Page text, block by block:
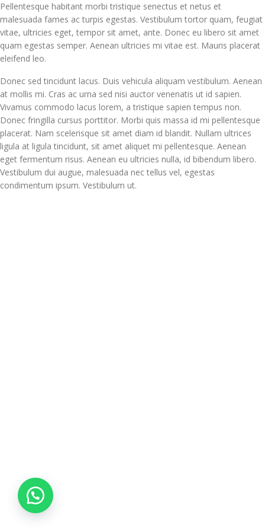
Pellentesque habitant morbi tristique senectus et netus et
malesuada fames ac turpis egestas. Vestibulum tortor quam, feugiat
vitae, ultricies eget, tempor sit amet, ante. Donec eu libero sit amet
quam egestas semper. Aenean ultricies mi vitae est. Mauris placerat
eleifend leo.
Donec sed tincidunt lacus. Duis vehicula aliquam vestibulum. Aenean
at mollis mi. Cras ac urna sed nisi auctor venenatis ut id sapien.
Vivamus commodo lacus lorem, a tristique sapien tempus non.
Donec fringilla cursus porttitor. Morbi quis massa id mi pellentesque
placerat. Nam scelerisque sit amet diam id blandit. Nullam ultrices
ligula at ligula tincidunt, sit amet aliquet mi pellentesque. Aenean
eget fermentum risus. Aenean eu ultricies nulla, id bibendum libero.
Vestibulum dui augue, malesuada nec tellus vel, egestas
condimentum ipsum. Vestibulum ut.